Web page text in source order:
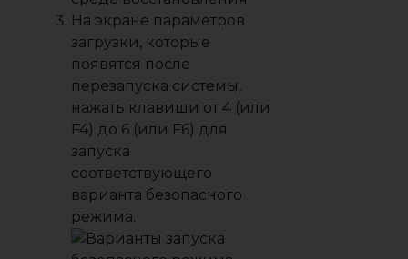
На экране параметров
загрузки, которые
появятся после
перезапуска системы,
нажать клавиши от 4 (или
F4) до 6 (или F6) для
запуска
соответствующего
варианта безопасного
режима.